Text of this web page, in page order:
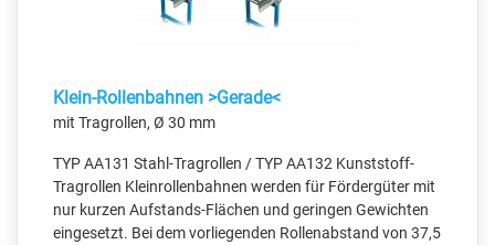
Klein-Rollenbahnen >Gerade<
mit Tragrollen, Ø 30 mm
TYP AA131 Stahl-Tragrollen / TYP AA132 Kunststoff-
Tragrollen Kleinrollenbahnen werden für Fördergüter mit
nur kurzen Aufstands-Flächen und geringen Gewichten
eingesetzt. Bei dem vorliegenden Rollenabstand von 37,5